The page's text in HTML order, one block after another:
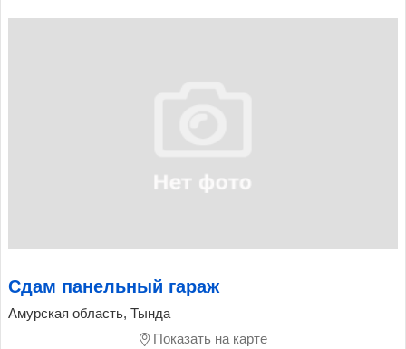
Сдам панельный гараж
Амурская область, Тында
Показать на карте